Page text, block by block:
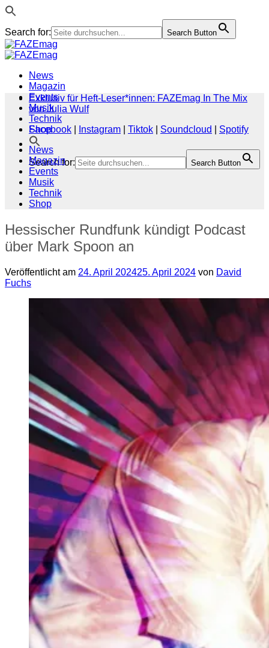
Search for: Search Button
Zum
Inhalt
News
Magazin
Events
Musik
Technik
Shop
Search for: Search Button
Exklusiv für Heft-Leser*innen: FAZEmag In The Mix
von Julia Wulf
Facebook
Instagram Tiktok Soundcloud
Spotify
News
Magazin
Events
Musik
Technik
Shop
Hessischer Rundfunk kündigt Podcast
über Mark Spoon an
Veröffentlicht am 24. April 202425. April 2024 von David
Fuchs